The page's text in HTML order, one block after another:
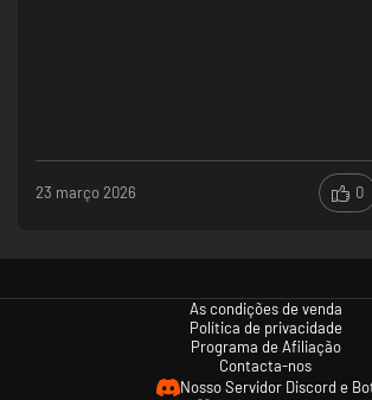
23 março 2026 0
As condições de venda
Política de privacidade
Programa de Afiliação
Contacta-nos
Nosso Servidor Discord e